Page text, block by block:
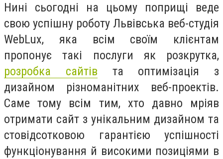
Нині сьогодні на цьому поприщі веде
свою успішну роботу Львівська веб-студія
WebLux, яка всім своїм клієнтам
пропонує такі послуги як розкрутка,
розробка сайтів та оптимізація з
дизайном різноманітних веб-проектів.
Саме тому всім тим, хто давно мріяв
отримати сайт з унікальним дизайном та
стовідсотковою гарантією успішності
функціонування й високими позиціями в